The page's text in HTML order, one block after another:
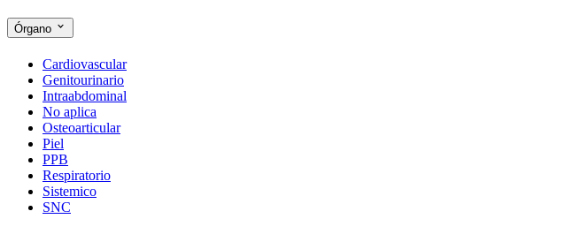
Órgano
Cardiovascular
Genitourinario
Intraabdominal
No aplica
Osteoarticular
Piel
PPB
Respiratorio
Sistemico
SNC